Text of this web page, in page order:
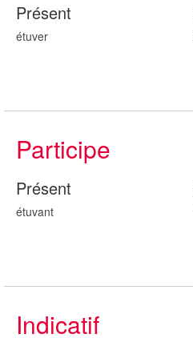
Présent
étuver
Participe
Présent
étuvant
Indicatif